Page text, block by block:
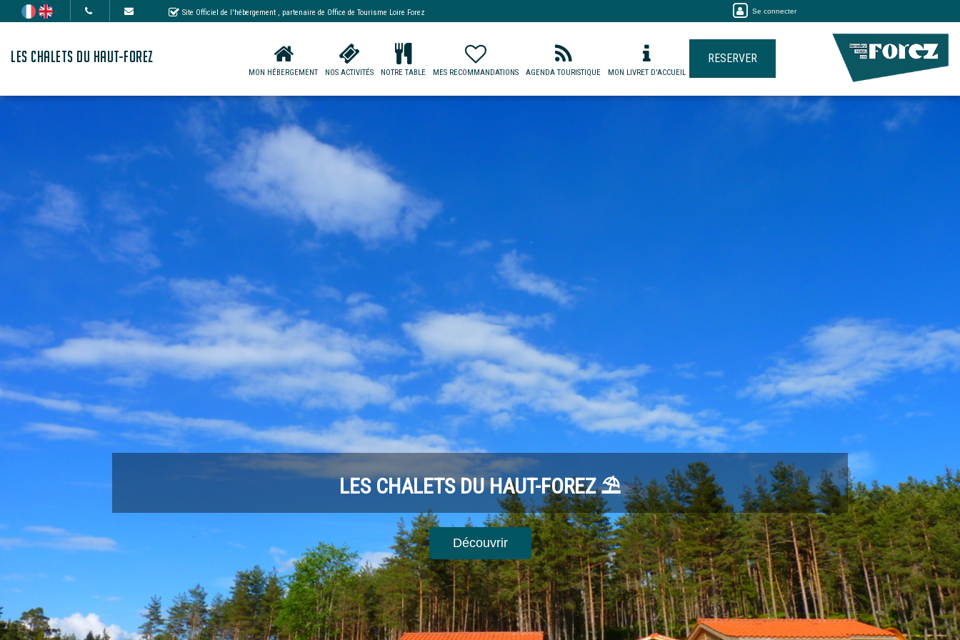
Site Officiel de l'hébergement , partenaire de Office de Tourisme Loire Forez Se connecter
LES CHALETS DU HAUT-FOREZ
MON HÉBERGEMENT NOS ACTIVITÉS NOTRE TABLE MES RECOMMANDATIONS AGENDA TOURISTIQUE MON LIVRET D'ACCUEIL
RESERVER
LES CHALETS DU HAUT-FOREZ ⛱
Découvrir